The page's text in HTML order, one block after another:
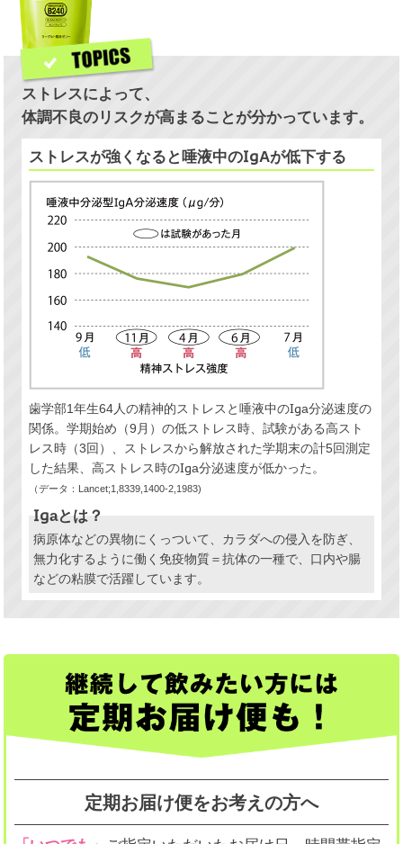
ストレスによって、
体調不良のリスクが高まることが分かっています。
ストレスが強くなると唾液中のIgAが低下する
歯学部1年生64人の精神的ストレスと唾液中のIga分泌速度の
関係。学期始め（9月）の低ストレス時、試験がある高スト
レス時（3回）、ストレスから解放された学期末の計5回測定
した結果、高ストレス時のIga分泌速度が低かった。
（データ：Lancet;1,8339,1400-2,1983)
Igaとは？
病原体などの異物にくっついて、カラダへの侵入を防ぎ、
無力化するように働く免疫物質＝抗体の一種で、口内や腸
などの粘膜で活躍しています。
定期お届け便をお考えの方へ